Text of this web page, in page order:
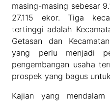
masing-masing sebesar
27.115 ekor. Tiga
tertinggi adalah
Getasan dan
yang perlu menjadi
pengembangan usaha
prospek yang bagus
Kajian yang